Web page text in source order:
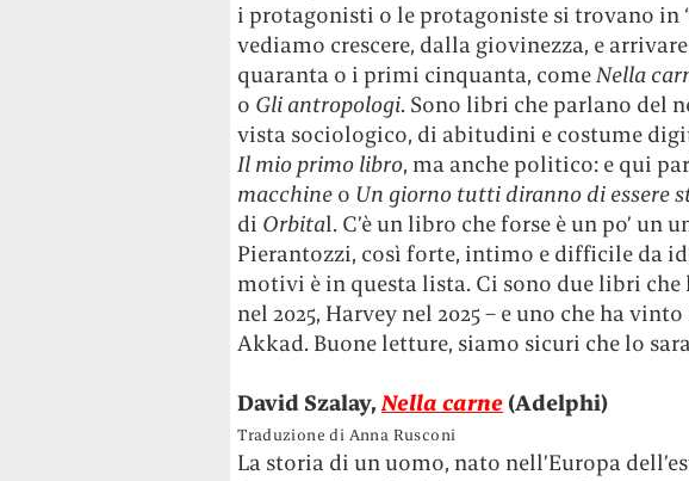
i protagonisti o le protagoniste si trovano in
vediamo crescere, dalla giovinezza, e
quaranta o i primi cinquanta, comeNella
o Gli antropologi. Sono libri che parlano del
vista sociologico, di abitudini e costume
Il mio primo libro, ma anche politico: e qui
macchine o Un giorno tutti diranno di essere
di Orbital. C’è un libro che forse è un po’ un
Pierantozzi, così forte, intimo e difficile da
motivi è in questa lista. Ci sono due libri
nel 2025, Harvey nel 2025 – e uno che ha
Akkad. Buone letture, siamo sicuri che lo
David Szalay,Nella carne (Adelphi)
Traduzione di Anna Rusconi
La storia di un uomo, nato nell’Europa